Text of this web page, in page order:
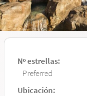
Nº estrellas:
Preferred
Ubicación: